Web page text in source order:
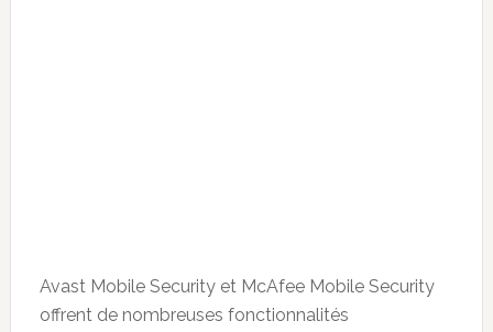
Avast Mobile Security et McAfee Mobile Security
offrent de nombreuses fonctionnalités